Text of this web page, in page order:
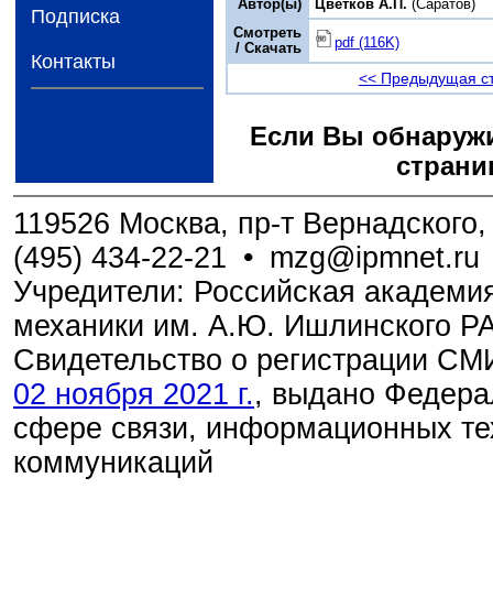
Подписка
Контакты
Автор(ы) Цветков A.П. (Саратов)
Смотреть
/ Скачать
pdf (116K)
<< Предыдущая
Если Вы
119526 Москва, пр-т
(495) 434-22-21 • mzg@ipmnet.ru
Учредители: Российская
механики им. А.Ю. Ишлинского
Свидетельство о регистрации
02 ноября 2021 г., выдано
сфере связи, информационных
коммуникаций